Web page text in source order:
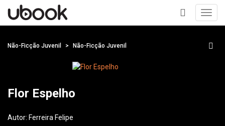
+
Não-Ficção Juvenil Não-Ficção Juvenil
Flor Espelho
Autor: Ferreira Felipe